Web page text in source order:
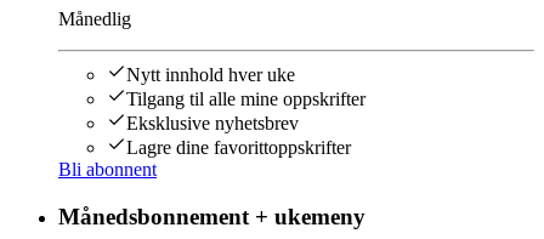
Månedlig
Nytt innhold hver uke
Tilgang til alle mine oppskrifter
Eksklusive nyhetsbrev
Lagre dine favorittoppskrifter
Bli abonnent
Månedsbonnement + ukemeny